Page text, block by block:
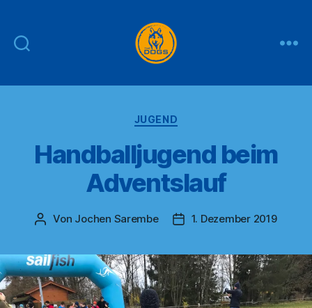
DOGS
Kategorien
JUGEND
Handballjugend beim
Adventslauf
Beitragsautor
Von Jochen Sarembe Veröffentlichungsdatum
1. Dezember 2019